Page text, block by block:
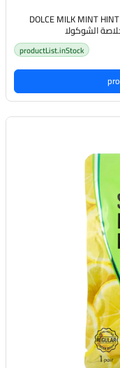
DOLCE MILK MINT
الشوكولا
productList.inStock